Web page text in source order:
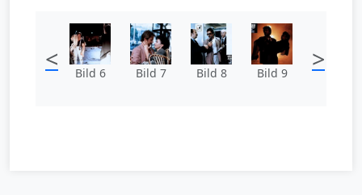
< Bild 6 Bild 7 Bild 8 Bild 9 >